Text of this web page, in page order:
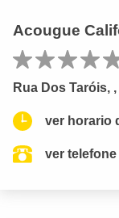
Acougue
Rua Dos Taróis,
ver horario
ver telefone